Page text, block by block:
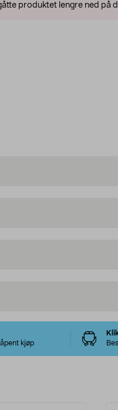
produktet lengre ned på
kjøp